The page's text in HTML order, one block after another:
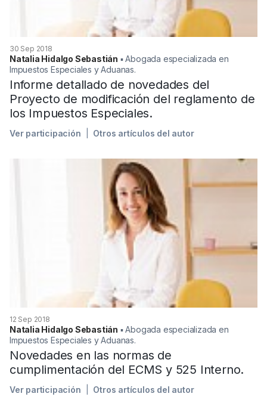
30 Sep 2018
Natalia Hidalgo Sebastián ▪︎ Abogada especializada en
Impuestos Especiales y Aduanas.
Informe detallado de novedades del
Proyecto de modificación del reglamento de
los Impuestos Especiales.
Ver participación Otros artículos del autor
12 Sep 2018
Natalia Hidalgo Sebastián ▪︎ Abogada especializada en
Impuestos Especiales y Aduanas.
Novedades en las normas de
cumplimentación del ECMS y 525 Interno.
Ver participación Otros artículos del autor